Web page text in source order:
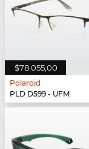
$78.055,00
Polaroid
PLD D599 - UFM